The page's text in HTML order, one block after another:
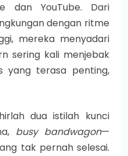
dan YouTube. Dari
dengan ritme
mereka menyadari
sering kali menjebak
yang terasa penting,
dua istilah kunci
busy bandwagon—
tak pernah selesai.